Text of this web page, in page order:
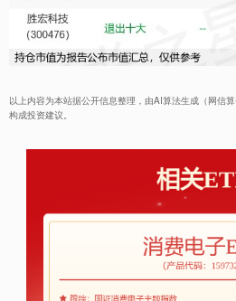
以上内容为本站据公开信息整理，由AI算法生成（网
构成投资建议。